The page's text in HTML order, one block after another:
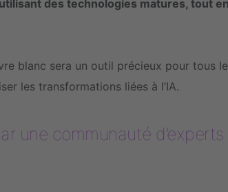
des technologies matures, tout en
blanc sera un outil précieux pour tous
les transformations liées à l’IA.
une communauté